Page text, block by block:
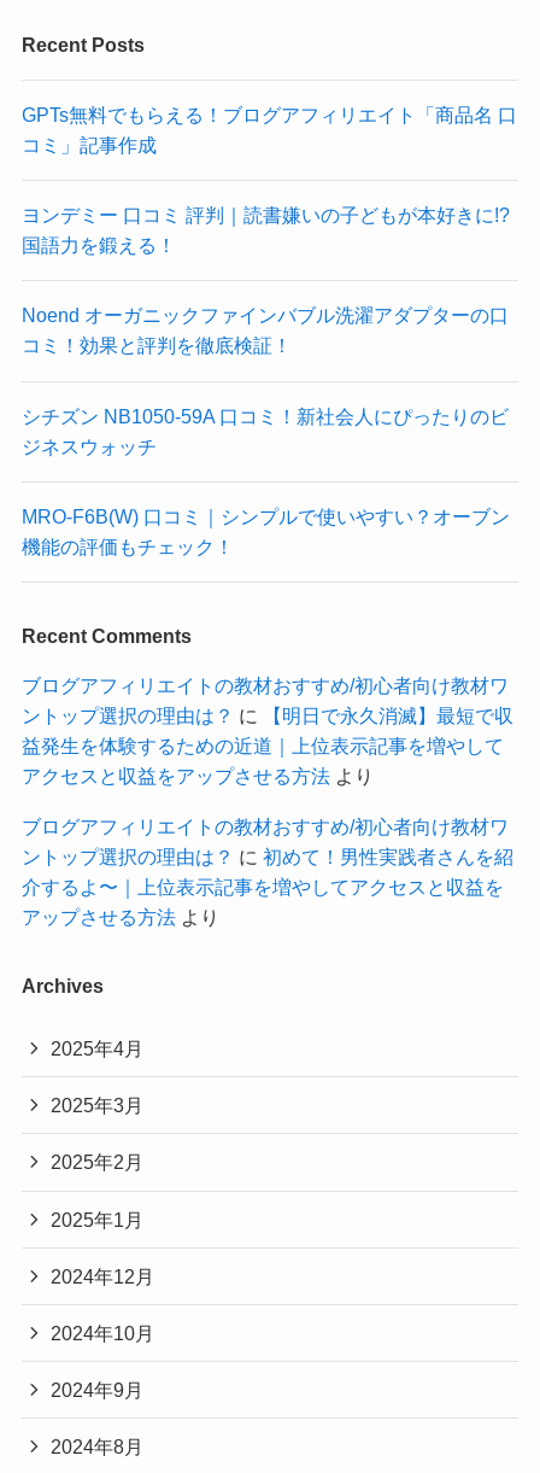
Recent Posts
GPTs無料でもらえる！ブログアフィリエイト「商品名 口
コミ」記事作成
ヨンデミー 口コミ 評判｜読書嫌いの子どもが本好きに!?
国語力を鍛える！
Noend オーガニックファインバブル洗濯アダプターの口
コミ！効果と評判を徹底検証！
シチズン NB1050-59A 口コミ！新社会人にぴったりのビ
ジネスウォッチ
MRO-F6B(W) 口コミ｜シンプルで使いやすい？オーブン
機能の評価もチェック！
Recent Comments
ブログアフィリエイトの教材おすすめ/初心者向け教材ワ
ントップ選択の理由は？ に
【明日で永久消滅】最短で収
益発生を体験するための近道｜上位表示記事を増やして
アクセスと収益をアップさせる方法より
ブログアフィリエイトの教材おすすめ/初心者向け教材ワ
ントップ選択の理由は？ に 初めて！男性実践者さんを紹
介するよ〜｜上位表示記事を増やしてアクセスと収益を
アップさせる方法より
Archives
2025年4月
2025年3月
2025年2月
2025年1月
2024年12月
2024年10月
2024年9月
2024年8月